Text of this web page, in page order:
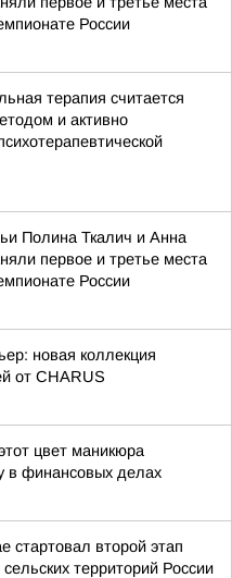
России
терапия считается
и активно
Полина Ткалич и Анна
первое и третье места
России
новая коллекция
от CHARUS
цвет маникюра
в финансовых делах
стартовал второй этап
территорий России